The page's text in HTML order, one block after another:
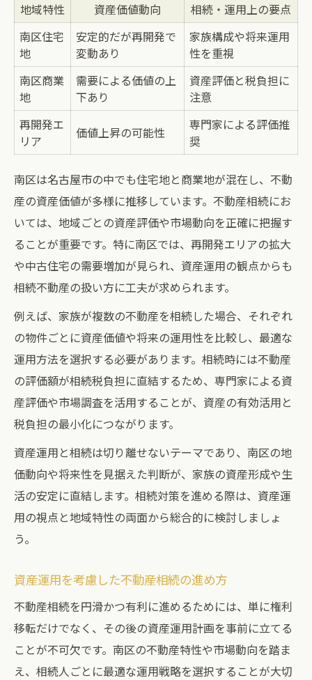
地域特性 資産価値動向
相続・運用上の要点
南区住宅
地
安定的だが再開発で
変動あり
家族構成や将来運用
性を重視
南区商業
地
需要による価値の上
下あり
資産評価と税負担に
注意
再開発エ
リア
価値上昇の可能性
専門家による評価推
奨
南区は名古屋市の中でも住宅地と商業地が混在し、不動
産の資産価値が多様に推移しています。不動産相続にお
いては、地域ごとの資産評価や市場動向を正確に把握す
ることが重要です。特に南区では、再開発エリアの拡大
や中古住宅の需要増加が見られ、資産運用の観点からも
相続不動産の扱い方に工夫が求められます。
例えば、家族が複数の不動産を相続した場合、それぞれ
の物件ごとに資産価値や将来の運用性を比較し、最適な
運用方法を選択する必要があります。相続時には不動産
の評価額が相続税負担に直結するため、専門家による資
産評価や市場調査を活用することが、資産の有効活用と
税負担の最小化につながります。
資産運用と相続は切り離せないテーマであり、南区の地
価動向や将来性を見据えた判断が、家族の資産形成や生
活の安定に直結します。相続対策を進める際は、資産運
用の視点と地域特性の両面から総合的に検討しましょ
う。
資産運用を考慮した不動産相続の進め方
不動産相続を円滑かつ有利に進めるためには、単に権利
移転だけでなく、その後の資産運用計画を事前に立てる
ことが不可欠です。南区の不動産特性や市場動向を踏ま
え、相続人ごとに最適な運用戦略を選択することが大切